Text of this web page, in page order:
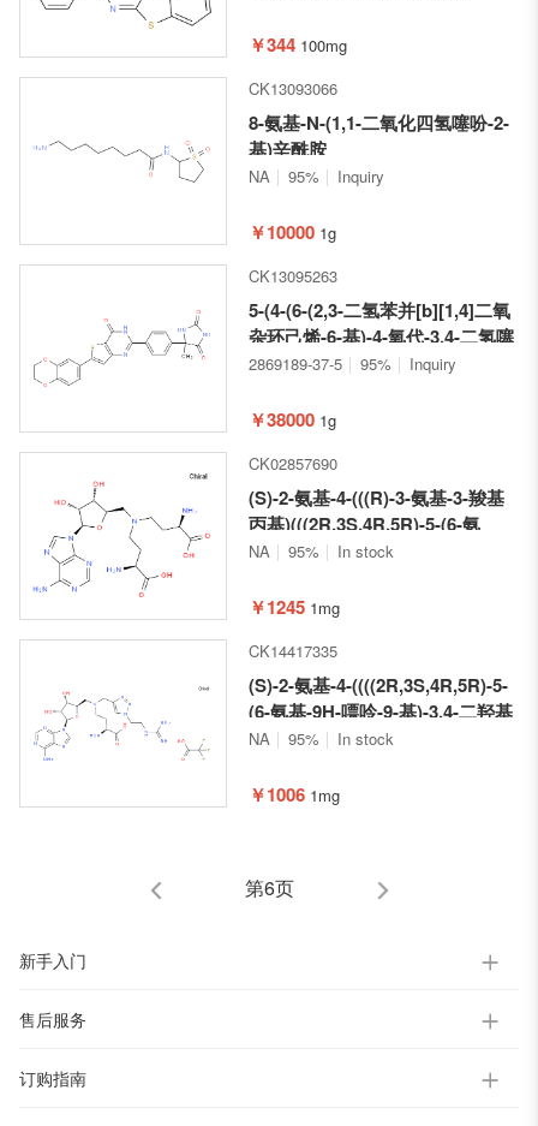
￥344 100mg
CK13093066
8-氨基-N-(1,1-二氧化四氢噻吩-2-
基)辛酰胺
NA 95% Inquiry
￥10000 1g
CK13095263
5-(4-(6-(2,3-二氢苯并[b][1,4]二氧
杂环己烯-6-基)-4-氧代-3,4-二氢噻
吩并[3,2-d]嘧啶-2-基)苯基)-5-甲
2869189-37-5 95% Inquiry
￥38000 1g
CK02857690
(S)-2-氨基-4-(((R)-3-氨基-3-羧基
丙基)(((2R,3S,4R,5R)-5-(6-氨
基-9H-嘌呤-9-基)-3,4-二羟基四氢
NA 95% In stock
￥1245 1mg
CK14417335
(S)-2-氨基-4-((((2R,3S,4R,5R)-5-
(6-氨基-9H-嘌呤-9-基)-3,4-二羟基
四氢呋喃-2-基)甲基)((1-(2-胍基乙
丁酸 x三氟乙酸盐
NA 95% In stock
￥1006 1mg
第6页
新手入门
售后服务
订购指南